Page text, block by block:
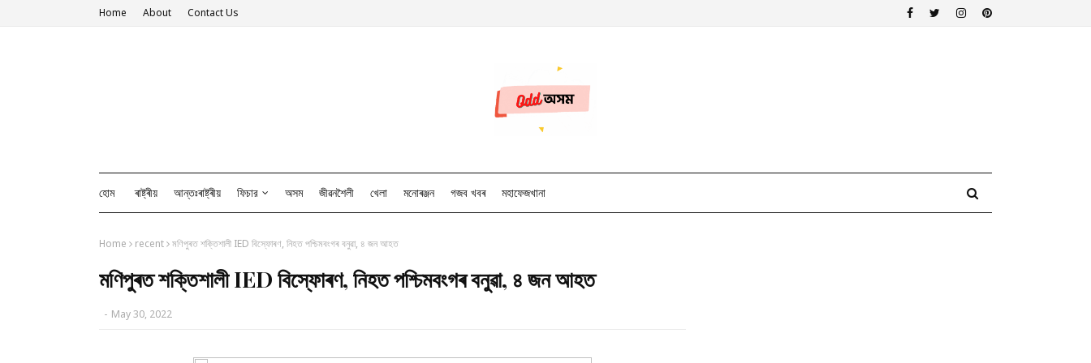
Home About Contact Us
হোম ৰাষ্ট্ৰীয় আন্তঃৰাষ্ট্ৰীয় ফিচার অসম জীৱনশৈলী খেলা মনোৰঞ্জন গজব খবৰ মহাফেজখানা
Home recent মণিপুৰত শক্তিশালী IED বিস্ফোৰণ, নিহত পশ্চিমবংগৰ বনুৱা, ৪ জন আহত
মণিপুৰত শক্তিশালী IED বিস্ফোৰণ, নিহত পশ্চিমবংগৰ বনুৱা, ৪ জন আহত
- May 30, 2022